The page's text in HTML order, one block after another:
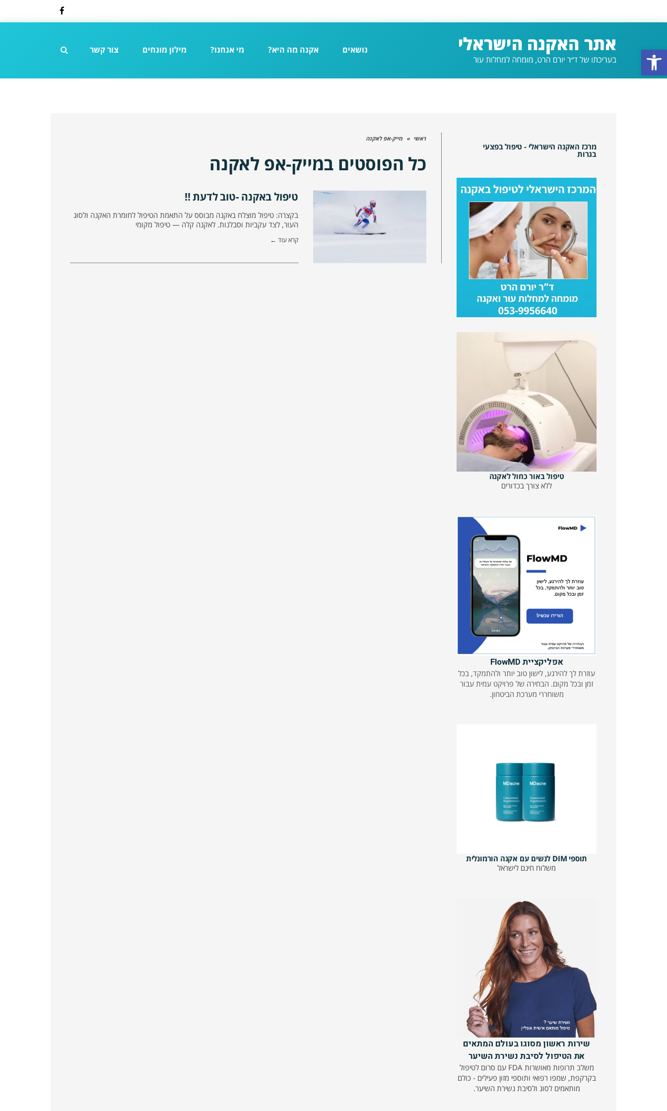
פתח סרגל נגישות
Facebook
נושאים אקנה מה היא? מי אנחנו? מילון מונחים צור קשר
ראשי » מייק-אפ לאקנה
כל הפוסטים במייק-אפ לאקנה
טיפול באקנה -טוב לדעת !!
בקצרה: טיפול מוצלח באקנה מבוסס על התאמת הטיפול לחומרת האקנה ולסוג
העור, לצד עקביות וסבלנות. לאקנה קלה — טיפול מקומי
קרא עוד ←
מרכז האקנה הישראלי - טיפול בפצעי
בגרות
טיפול באור כחול לאקנה
ללא צורך בכדורים
אפליקציית FlowMD
עוזרת לך להירגע, לישון טוב יותר ולהתמקד, בכל
זמן ובכל מקום. הבחירה של פרויקט עמית עבור
משוחררי מערכת הביטחון.
תוספי DIM לנשים עם אקנה הורמונלית
משלוח חינם לישראל
שירות ראשון מסוגו בעולם המתאים
את הטיפול לסיבת נשירת השיער
משלב תרופות מאושרות FDA עם סרום לטיפול
בקרקפת, שמפו רפואי ותוספי מזון פעילים - כולם
מותאמים לסוג ולסיבת נשירת השיער.